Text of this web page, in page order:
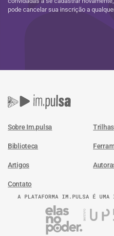
pode cancelar sua inscrição a
Sobre Im.pulsa Trilhas
Biblioteca
Artigos
Contato
A PLATAFORMA IM.PULSA É